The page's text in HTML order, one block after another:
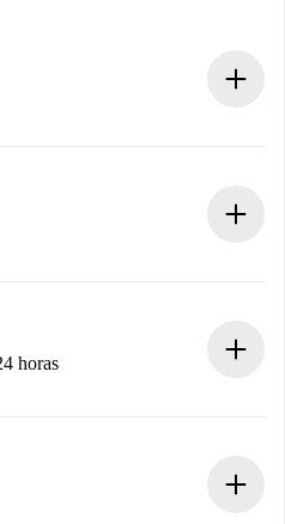
necesaria por adelantado.
horas
ningún cargo y te